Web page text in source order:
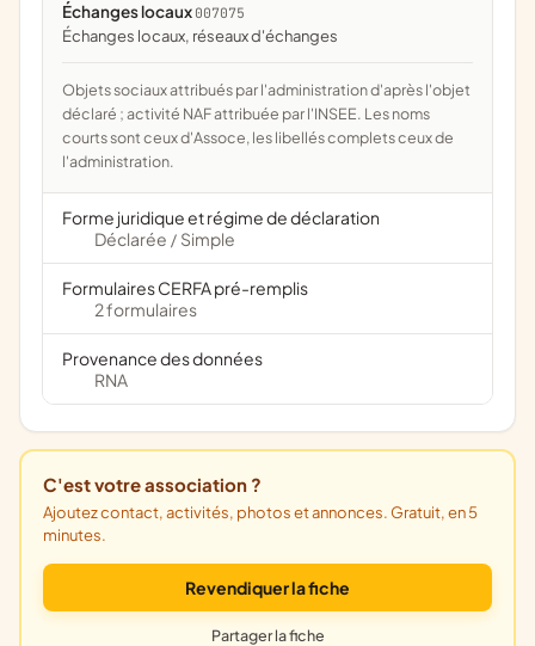
Échanges locaux 007075
échanges locaux, réseaux d'échanges
Objets sociaux attribués par l'administration d'après l'objet
déclaré ; activité NAF attribuée par l'INSEE. Les noms
courts sont ceux d'Assoce, les libellés complets ceux de
l'administration.
Forme juridique et régime de déclaration
Déclarée / Simple
Formulaires CERFA pré-remplis
2 formulaires
Provenance des données
RNA
C'est votre association ?
Ajoutez contact, activités, photos et annonces. Gratuit, en 5
minutes.
Revendiquer la fiche
Partager la fiche